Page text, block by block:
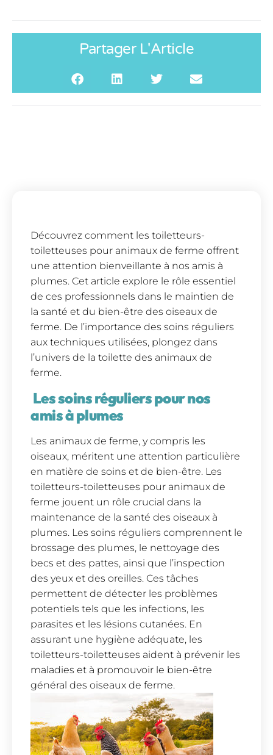
Partager L'Article
Découvrez comment les toiletteurs-
toiletteuses pour animaux de ferme offrent
une attention bienveillante à nos amis à
plumes. Cet article explore le rôle essentiel
de ces professionnels dans le maintien de
la santé et du bien-être des oiseaux de
ferme. De l’importance des soins réguliers
aux techniques utilisées, plongez dans
l’univers de la toilette des animaux de
ferme.
Les soins réguliers pour nos
amis à plumes
Les animaux de ferme, y compris les
oiseaux, méritent une attention particulière
en matière de soins et de bien-être. Les
toiletteurs-toiletteuses pour animaux de
ferme jouent un rôle crucial dans la
maintenance de la santé des oiseaux à
plumes. Les soins réguliers comprennent le
brossage des plumes, le nettoyage des
becs et des pattes, ainsi que l’inspection
des yeux et des oreilles. Ces tâches
permettent de détecter les problèmes
potentiels tels que les infections, les
parasites et les lésions cutanées. En
assurant une hygiène adéquate, les
toiletteurs-toiletteuses aident à prévenir les
maladies et à promouvoir le bien-être
général des oiseaux de ferme.